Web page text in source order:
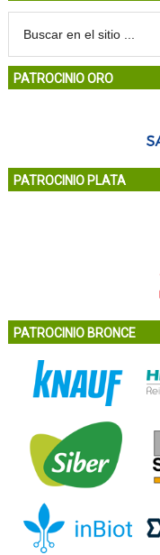
PATROCINIO ORO
PATROCINIO PLATA
PATROCINIO BRONCE